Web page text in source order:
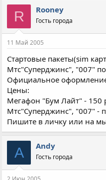
R Rooney
Гость города
11 Май 2005
Стартовые пакеты(sim
Мтс"Суперджинс", "007"
Официальное
Цены:
Мегафон "Бум Лайт" - 150
Мтс"Суперджинс", "007" -
Пишите в личку или на
A Andy
Гость города